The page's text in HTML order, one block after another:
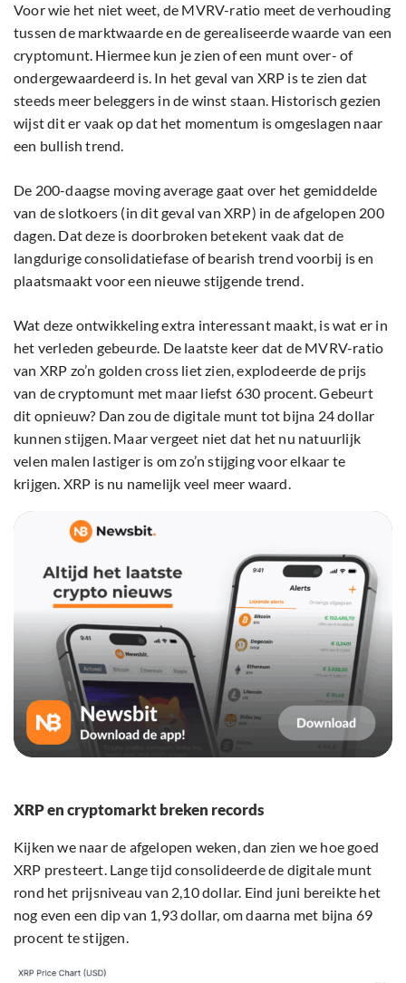
Voor wie het niet weet, de MVRV-ratio meet de verhouding
tussen de marktwaarde en de gerealiseerde waarde van een
cryptomunt. Hiermee kun je zien of een munt over- of
ondergewaardeerd is. In het geval van XRP is te zien dat
steeds meer beleggers in de winst staan. Historisch gezien
wijst dit er vaak op dat het momentum is omgeslagen naar
een bullish trend.
De 200-daagse moving average gaat over het gemiddelde
van de slotkoers (in dit geval van XRP) in de afgelopen 200
dagen. Dat deze is doorbroken betekent vaak dat de
langdurige consolidatiefase of bearish trend voorbij is en
plaatsmaakt voor een nieuwe stijgende trend.
Wat deze ontwikkeling extra interessant maakt, is wat er in
het verleden gebeurde. De laatste keer dat de MVRV-ratio
van XRP zo’n golden cross liet zien, explodeerde de prijs
van de cryptomunt met maar liefst 630 procent. Gebeurt
dit opnieuw? Dan zou de digitale munt tot bijna 24 dollar
kunnen stijgen. Maar vergeet niet dat het nu natuurlijk
velen malen lastiger is om zo’n stijging voor elkaar te
krijgen. XRP is nu namelijk veel meer waard.
XRP en cryptomarkt breken records
Kijken we naar de afgelopen weken, dan zien we hoe goed
XRP presteert. Lange tijd consolideerde de digitale munt
rond het prijsniveau van 2,10 dollar. Eind juni bereikte het
nog even een dip van 1,93 dollar, om daarna met bijna 69
procent te stijgen.